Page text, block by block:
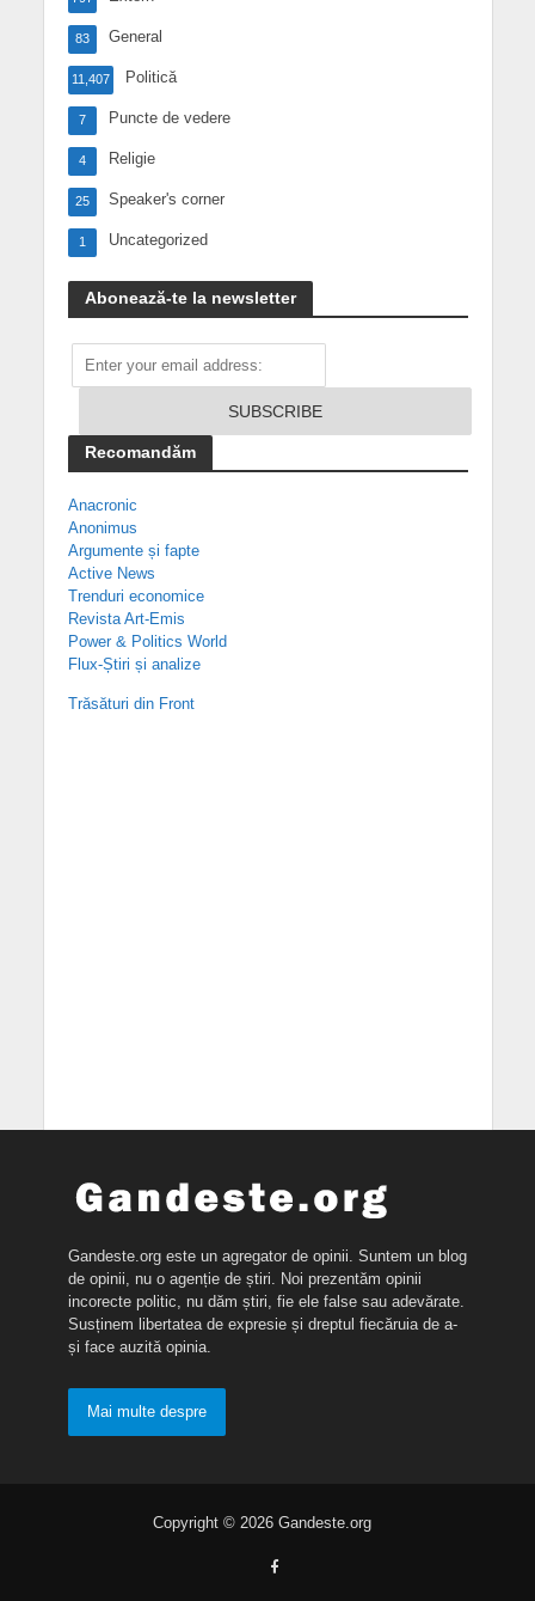
General
83
Politică
11,407
Puncte de vedere
7
Religie
4
Speaker's corner
25
Uncategorized
1
Abonează-te la newsletter
Recomandăm
Anacronic
Anonimus
Argumente și fapte
Active News
Trenduri economice
Revista Art-Emis
Power & Politics World
Flux-Știri și analize
Trăsături din Front
Gandeste.org este un agregator de opinii. Suntem un blog
de opinii, nu o agenție de știri. Noi prezentăm opinii
incorecte politic, nu dăm știri, fie ele false sau adevărate.
Susținem libertatea de expresie și dreptul fiecăruia de a-
și face auzită opinia.
Mai multe despre
Copyright © 2026 Gandeste.org